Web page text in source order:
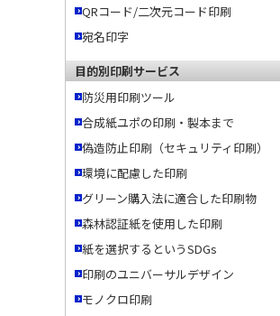
QRコード/二次元コード印刷
宛名印字
目的別印刷サービス
防災用印刷ツール
合成紙ユポの印刷・製本まで
偽造防止印刷（セキュリティ印刷）
環境に配慮した印刷
グリーン購入法に適合した印刷物
森林認証紙を使用した印刷
紙を選択するというSDGs
印刷のユニバーサルデザイン
モノクロ印刷